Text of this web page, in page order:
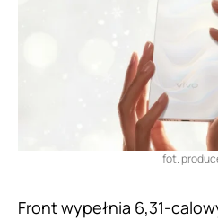
fot.
Front wypełnia 6,31-